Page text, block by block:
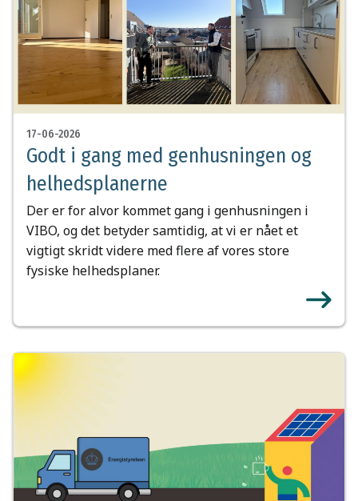
17-06-2026
Godt i gang med genhusningen og
helhedsplanerne
Der er for alvor kommet gang i genhusningen i
VIBO, og det betyder samtidig, at vi er nået et
vigtigt skridt videre med flere af vores store
fysiske helhedsplaner.